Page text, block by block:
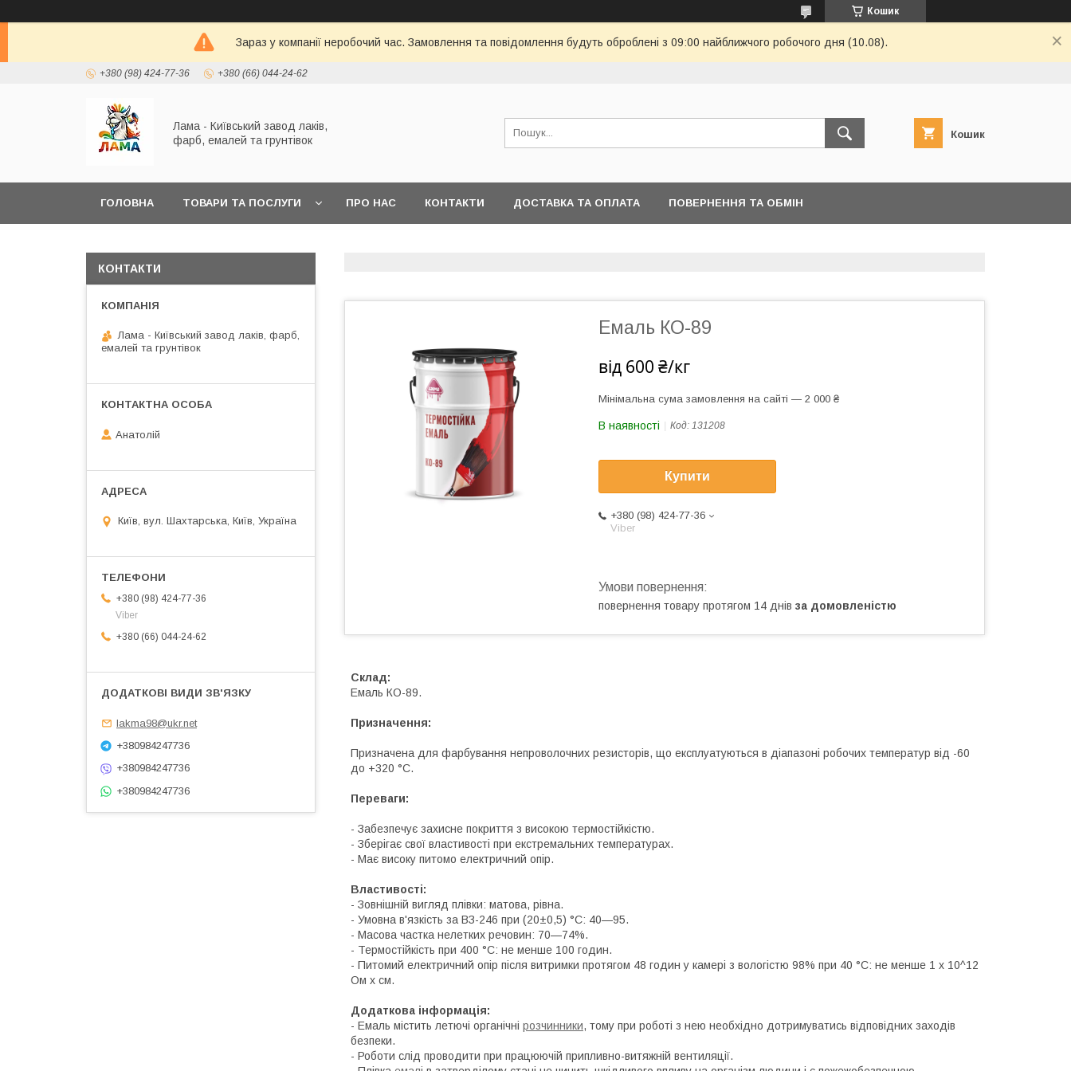
Кошик
Зараз у компанії неробочий час. Замовлення та повідомлення будуть оброблені з 09:00 найближчого робочого дня (10.08).
+380 (98) 424-77-36 +380 (66) 044-24-62
Лама - Київський завод лаків,
фарб, емалей та грунтівок
Кошик
ГОЛОВНА ТОВАРИ ТА ПОСЛУГИ ПРО НАС КОНТАКТИ ДОСТАВКА ТА ОПЛАТА ПОВЕРНЕННЯ ТА ОБМІН
Емаль КО-89
від 600 ₴/кг
Мінімальна сума замовлення на сайті — 2 000 ₴
В наявності Код: 131208
Купити
+380 (98) 424-77-36
Viber
повернення товару протягом 14 днів за домовленістю
Склад:
Емаль КО-89.
Призначення:
Призначена для фарбування непроволочних резисторів, що експлуатуються в діапазоні робочих температур від -60
до +320 °С.
Переваги:
- Забезпечує захисне покриття з високою термостійкістю.
- Зберігає свої властивості при екстремальних температурах.
- Має високу питомо електричний опір.
Властивості:
- Зовнішній вигляд плівки: матова, рівна.
- Умовна в'язкість за ВЗ-246 при (20±0,5) °С: 40—95.
- Масова частка нелетких речовин: 70—74%.
- Термостійкість при 400 °С: не менше 100 годин.
- Питомий електричний опір після витримки протягом 48 годин у камері з вологістю 98% при 40 °С: не менше 1 х 10^12
Ом х см.
Додаткова інформація:
- Емаль містить летючі органічні розчинники, тому при роботі з нею необхідно дотримуватись відповідних заходів
безпеки.
- Роботи слід проводити при працюючій припливно-витяжній вентиляції.
КОНТАКТИ
Лама - Київський завод лаків, фарб,
емалей та грунтівок
Анатолій
Київ, вул. Шахтарська, Київ, Україна
+380 (98) 424-77-36
Viber
+380 (66) 044-24-62
lakma98@ukr.net
+380984247736
+380984247736
+380984247736